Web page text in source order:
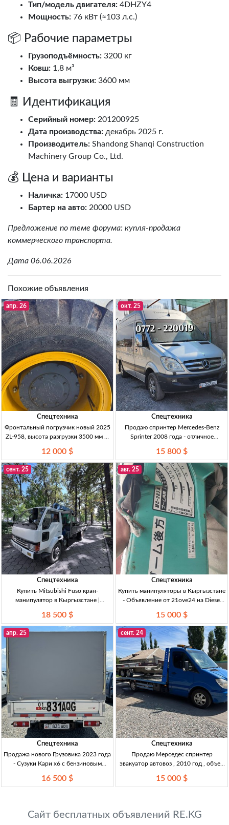
Тип/модель двигателя: 4DHZY4
Мощность: 76 кВт (≈103 л.с.)
📦 Рабочие параметры
Грузоподъёмность: 3200 кг
Ковш: 1,8 м³
Высота выгрузки: 3600 мм
🧾 Идентификация
Серийный номер: 201200925
Дата производства: декабрь 2025 г.
Производитель: Shandong Shanqi Construction
Machinery Group Co., Ltd.
💰 Цена и варианты
Наличка: 17000 USD
Бартер на авто: 20000 USD
Предложение по теме форума: купля-продажа
коммерческого транспорта.
Дата 06.06.2026
Похожие объявления
апр. 26
Спецтехника
Фронтальный погрузчик новый 2025
ZL-958, высота разгрузки 3500 мм —
нов., 2025 г., ZL-958; дизель 4DHZY4,
88 кВт; высота разгрузки 3500 мм;
ковш 1
12 000 $
окт. 25
Спецтехника
Продаю спринтер Mercedes-Benz
Sprinter 2008 года - отличное
спринтер, 15800$, хорошее
состояние, пробег 370000 км, авто,
коммерческий транспорт
15 800 $
сент. 25
Спецтехника
Купить Mitsubishi Fuso кран-
манипулятор в Кыргызстане |
Mitsubishi Fuso, кран-манипулятор,
дизель 7.6, 5ст., 3т., в хорошем
18 500 $
авг. 25
Спецтехника
Купить манипуляторы в Кыргызстане
- Объявление от 21ove24 на Diesel
Turbo и Maeda 2780kg за 15000$!
Обмен или нал.
15 000 $
апр. 25
Спецтехника
Продажа нового Грузовика 2023 года
- Сузуки Кари х6 с бензиновым
2023, 1.6 бензин, механика, 16500
16 500 $
сент. 24
Спецтехника
Продаю Мерседес спринтер
эвакуатор автовоз , 2010 год , объем
кондиционер,
15 000 $
Сайт бесплатных объявлений RE.KG